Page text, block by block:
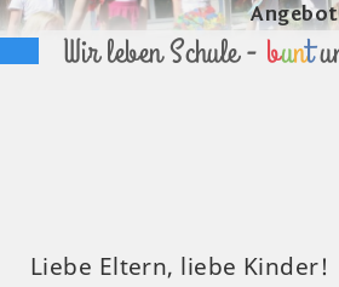
Wir leben Schule - bunt
Liebe Eltern, liebe Kinder!